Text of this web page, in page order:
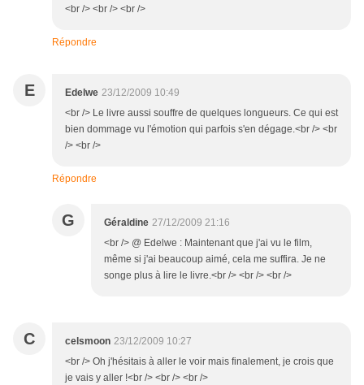
<br /> <br /> <br />
Répondre
E Edelwe 23/12/2009 10:49
<br /> Le livre aussi souffre de quelques longueurs. Ce qui est
bien dommage vu l'émotion qui parfois s'en dégage.<br /> <br
/> <br />
Répondre
G Géraldine 27/12/2009 21:16
<br /> @ Edelwe : Maintenant que j'ai vu le film,
même si j'ai beaucoup aimé, cela me suffira. Je ne
songe plus à lire le livre.<br /> <br /> <br />
C celsmoon 23/12/2009 10:27
<br /> Oh j'hésitais à aller le voir mais finalement, je crois que
je vais y aller !<br /> <br /> <br />